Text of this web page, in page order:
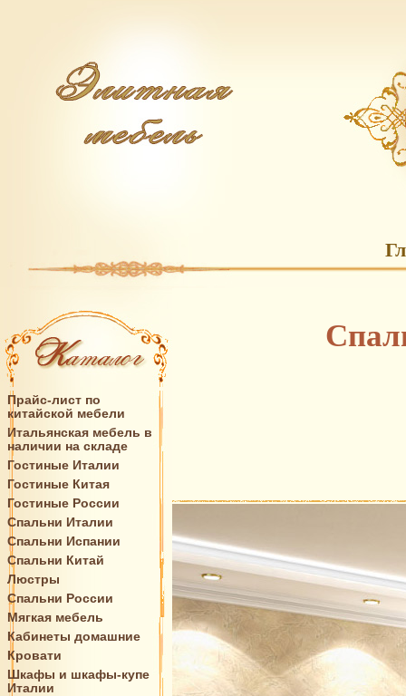
Прайс-лист по
китайской мебели
Итальянская мебель в
наличии на складе
Гостиные Италии
Гостиные Китая
Гостиные России
Спальни Италии
Спальни Испании
Спальни Китай
Люстры
Спальни России
Мягкая мебель
Кабинеты домашние
Кровати
Шкафы и шкафы-купе
Италии